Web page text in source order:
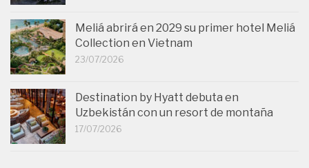
Meliá abrirá en 2029 su primer hotel Meliá
Collection en Vietnam
23/07/2026
Destination by Hyatt debuta en
Uzbekistán con un resort de montaña
17/07/2026